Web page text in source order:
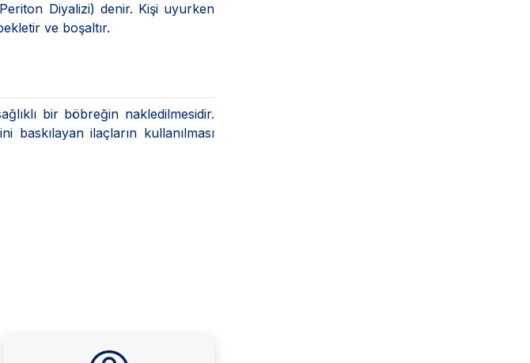
Diyalizi) denir. Kişi uyurken
ve boşaltır.
bir böbreğin nakledilmesidir.
baskılayan ilaçların kullanılması